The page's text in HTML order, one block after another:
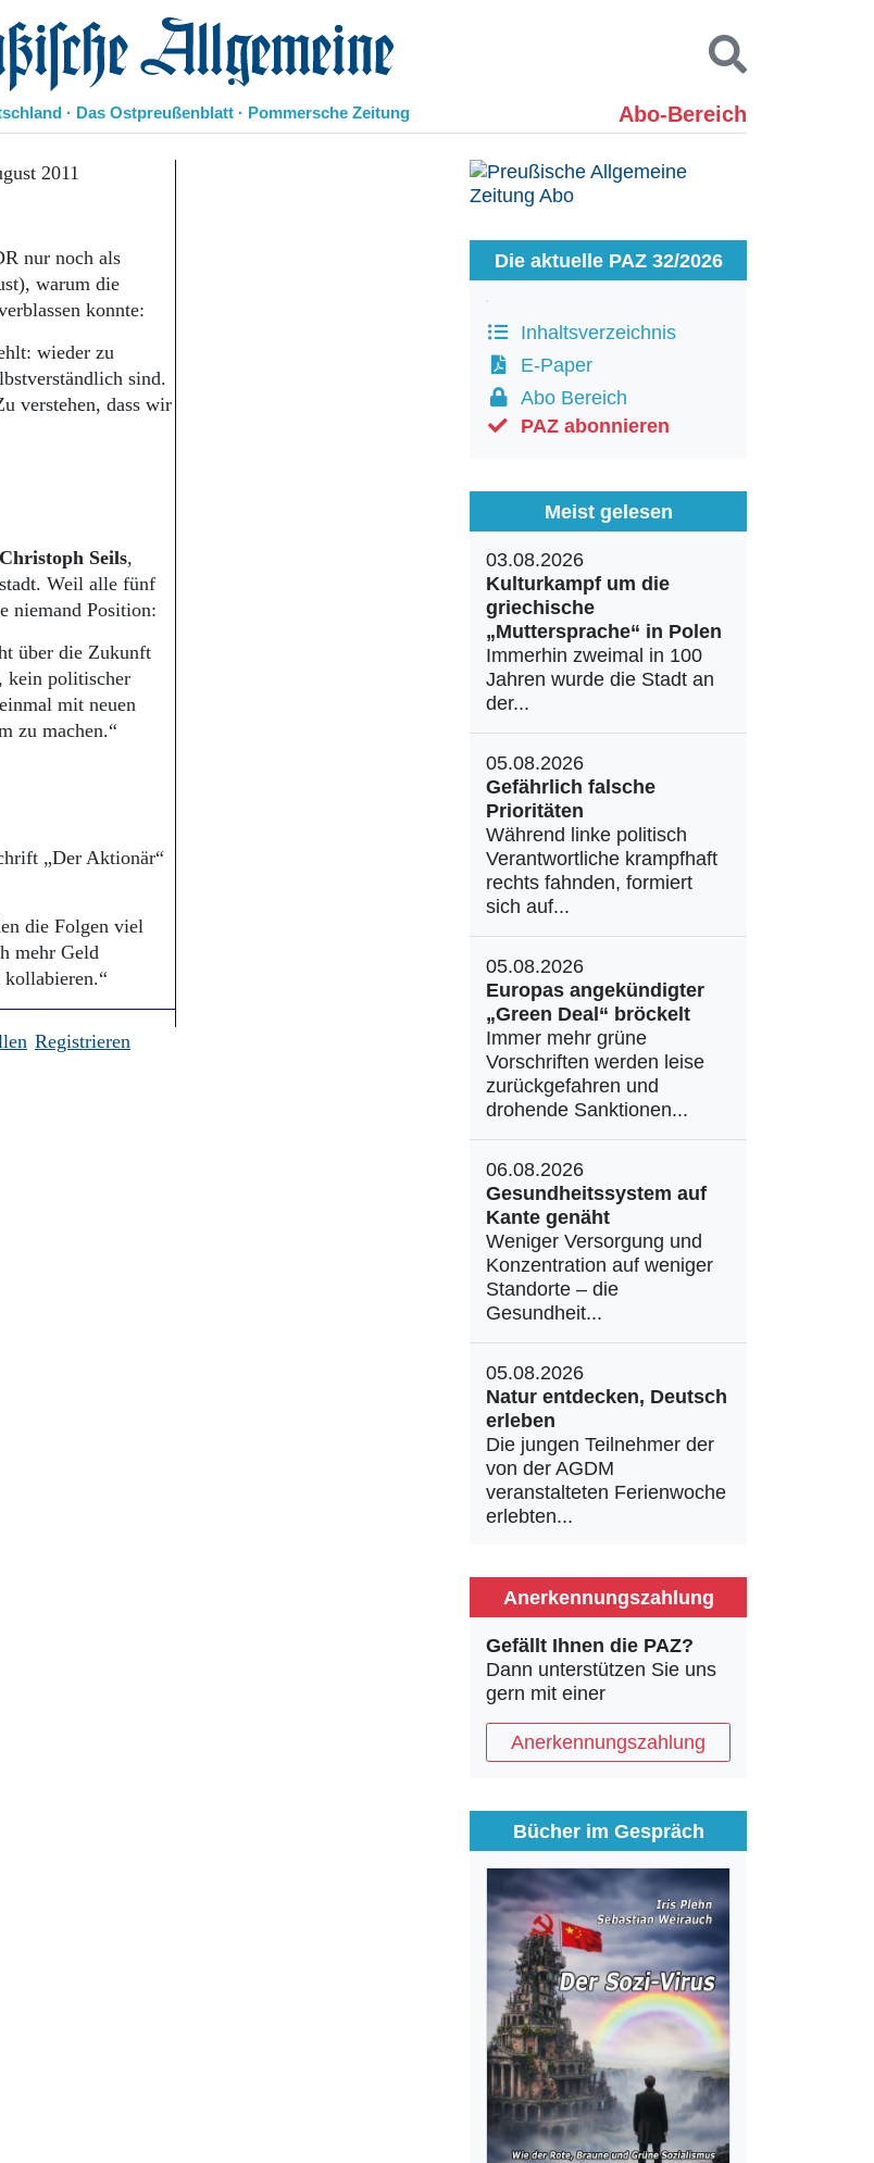
Zeitung
· Das Ostpreußenblatt · Pommersche Zeitung Abo-Bereich
Gesellschaft
Leben
Geschichte
Pommern
Berlin-Brandenburg
Schlesien
Kontakt
2011
nur noch als
warum die
konnte:
wieder zu
sind.
verstehen, dass wir
Christoph Seils,
Weil alle fünf
niemand Position:
über die Zukunft
kein politischer
mit neuen
zu machen.“
„Der Aktionär“
die Folgen viel
mehr Geld
Registrieren
Die aktuelle PAZ 32/2026
Inhaltsverzeichnis
E-Paper
Abo Bereich
PAZ abonnieren
Meist gelesen
03.08.2026
Kulturkampf um die
griechische
„Muttersprache“ in Polen
Immerhin zweimal in 100
Jahren wurde die Stadt an
der...
05.08.2026
Gefährlich falsche
Prioritäten
Während linke politisch
Verantwortliche krampfhaft
rechts fahnden, formiert
sich auf...
05.08.2026
Europas angekündigter
„Green Deal“ bröckelt
Immer mehr grüne
Vorschriften werden leise
zurückgefahren und
drohende Sanktionen...
06.08.2026
Gesundheitssystem auf
Kante genäht
Weniger Versorgung und
Konzentration auf weniger
Standorte – die
Gesundheit...
05.08.2026
Natur entdecken, Deutsch
erleben
Die jungen Teilnehmer der
von der AGDM
veranstalteten Ferienwoche
erlebten...
Anerkennungszahlung
Gefällt Ihnen die PAZ?
Dann unterstützen Sie uns
gern mit einer
Anerkennungszahlung
Bücher im Gespräch